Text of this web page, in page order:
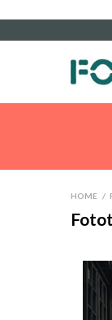
HOME